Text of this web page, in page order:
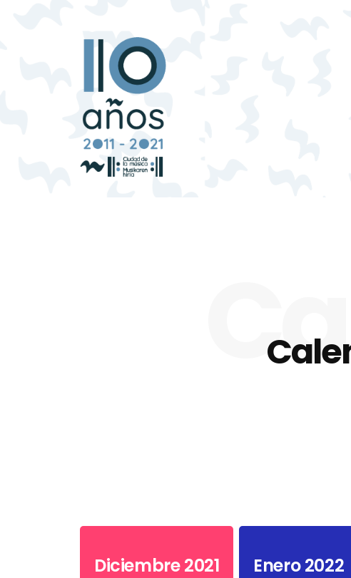
Diciembre 2021 Enero 2022